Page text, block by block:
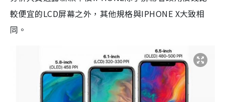
較便宜的LCD屏幕之外，其他規格與IPHONE X大致相
同。